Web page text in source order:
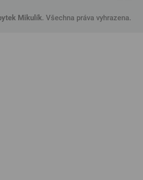
Mikulík. Všechna práva vyhrazena.